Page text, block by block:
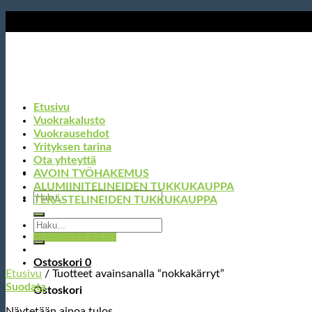
to
Etsi:
✆ 0400 99 53 63
Ostoskori 0
Ostoskori
Etusivu
Vuokrakalusto
Vuokrausehdot
Yrityksen tarina
Ota yhteyttä
AVOIN TYÖHAKEMUS
ALUMIINITELINEIDEN TUKKUKAUPPA
TERÄSTELINEIDEN TUKKUKAUPPA
Etsi:
Etusivu / Tuotteet avainsanalla “nokkakärryt”
Suodata